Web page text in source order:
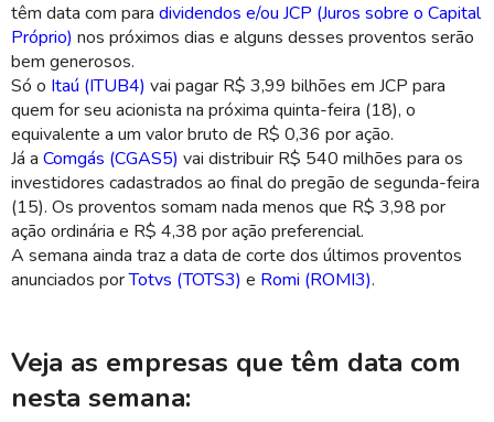
têm data com para dividendos e/ou JCP (Juros sobre o Capital
Próprio) nos próximos dias e alguns desses proventos serão
bem generosos.
Só o Itaú (ITUB4) vai pagar R$ 3,99 bilhões em JCP para
quem for seu acionista na próxima quinta-feira (18), o
equivalente a um valor bruto de R$ 0,36 por ação.
Já a Comgás (CGAS5) vai distribuir R$ 540 milhões para os
investidores cadastrados ao final do pregão de segunda-feira
(15). Os proventos somam nada menos que R$ 3,98 por
ação ordinária e R$ 4,38 por ação preferencial.
A semana ainda traz a data de corte dos últimos proventos
anunciados porTotvs (TOTS3) e Romi (ROMI3).
Veja as empresas que têm data com
nesta semana: